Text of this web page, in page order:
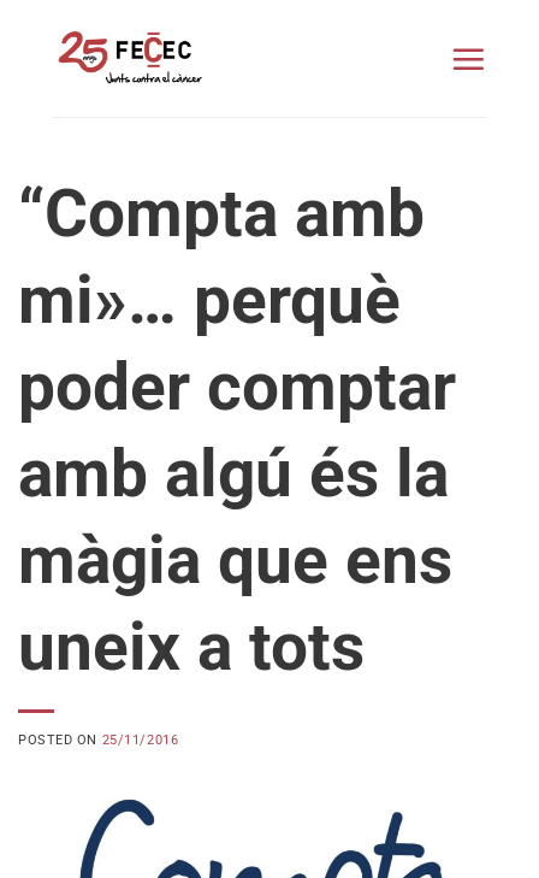
“Compta amb
mi»… perquè
poder comptar
amb algú és la
màgia que ens
uneix a tots
POSTED ON 25/11/2016